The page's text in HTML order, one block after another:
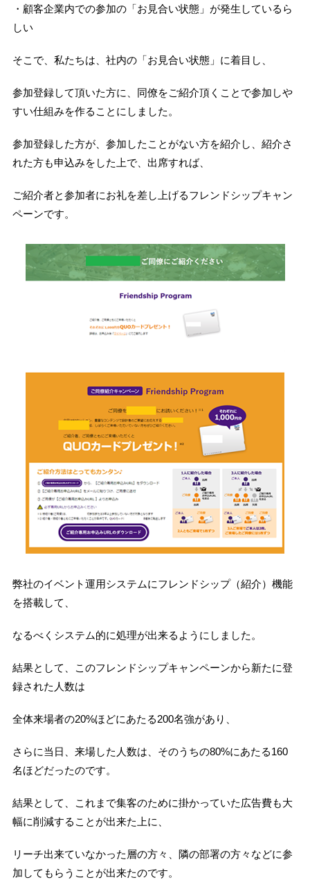
・顧客企業内での参加の「お見合い状態」が発生しているら
しい
そこで、私たちは、社内の「お見合い状態」に着目し、
参加登録して頂いた方に、同僚をご紹介頂くことで参加しや
すい仕組みを作ることにしました。
参加登録した方が、参加したことがない方を紹介し、紹介さ
れた方も申込みをした上で、出席すれば、
ご紹介者と参加者にお礼を差し上げるフレンドシップキャン
ペーンです。
弊社のイベント運用システムにフレンドシップ（紹介）機能
を搭載して、
なるべくシステム的に処理が出来るようにしました。
結果として、このフレンドシップキャンペーンから新たに登
録された人数は
全体来場者の20%ほどにあたる200名強があり、
さらに当日、来場した人数は、そのうちの80%にあたる160
名ほどだったのです。
結果として、これまで集客のために掛かっていた広告費も大
幅に削減することが出来た上に、
リーチ出来ていなかった層の方々、隣の部署の方々などに参
加してもらうことが出来たのです。